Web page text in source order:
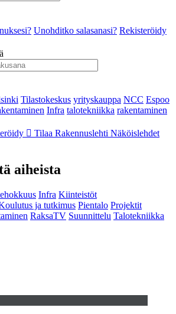
Unohditko salasanasi? Rekisteröidy
Tilastokeskus yrityskauppa NCC Espoo
Infra talotekniikka rakentaminen
Tilaa Rakennuslehti Näköislehdet
aiheista
Infra Kiinteistöt
ja tutkimus Pientalo Projektit
RaksaTV Suunnittelu Talotekniikka